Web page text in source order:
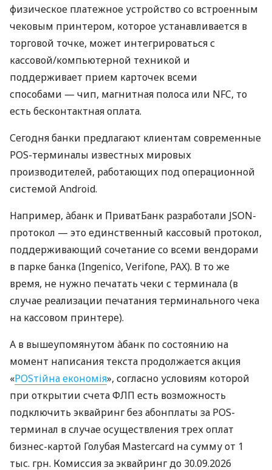
физическое платежное устройство со встроенным
чековым принтером, которое устанавливается в
торговой точке, может интегрироваться с
кассовой/компьютерной техникой и
поддерживает прием карточек всеми
способами — чип, магнитная полоса или NFC, то
есть бесконтактная оплата.
Сегодня банки предлагают клиентам современные
POS-терминалы известных мировых
производителей, работающих под операционной
системой Android.
Например, àбанк и ПриватБанк разработали JSON-
протокол — это единственный кассовый протокол,
поддерживающий сочетание со всеми вендорами
в парке банка (Ingenico, Verifone, PAX). В то же
время, не нужно печатать чеки с терминала (в
случае реализации печатания терминального чека
на кассовом принтере).
А в вышеупомянутом àбанк по состоянию на
момент написания текста продолжается акция
«POSтійна економія», согласно условиям которой
при открытии счета ФЛП есть возможность
подключить эквайринг без абонплаты за POS-
терминал в случае осуществления трех оплат
бизнес-картой Голубая Mastercard на сумму от 1
тыс. грн. Комиссия за эквайринг до 30.09.2026